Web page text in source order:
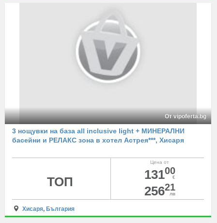
От vipoferta.bg
3 нощувки на база all inclusive light + МИНЕРАЛНИ
басейни и РЕЛАКС зона в хотел Астрея***, Хисаря
Цена от
13100
€
25621
лв
ТОП
Хисаря, България